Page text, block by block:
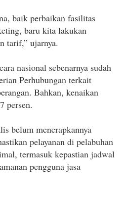
baik perbaikan fasilitas
baru kita lakukan
tarif,” ujarnya.
nasional sebenarnya sudah
Perhubungan terkait
Bahkan, kenaikan
persen.
belum menerapkannya
pelayanan di pelabuhan
termasuk kepastian jadwal
pengguna jasa